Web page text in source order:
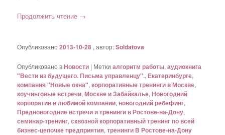
Продолжить чтение →
Опубликовано2013-10-28 , автор:Soldatova
Опубликовано вНовости | Метки алгоритм работы,аудиокнига
"Вести из будущего. Письма управленцу".,Екатеринбурге,
компания "Новые окна",корпоративные тренинги в Москве,
коучинговые встречи,Москве и Забайкалье,Новогодний
корпоратив в любимой компании, новогодний ребефинг,
Предновогодние встречи и тренинги в Ростове-на-Дону,
семинар-тренинг,сквозной корпоративный тренинг по всей
бизнес-цепочке предприятия,тренинги В Ростове-на-Дону